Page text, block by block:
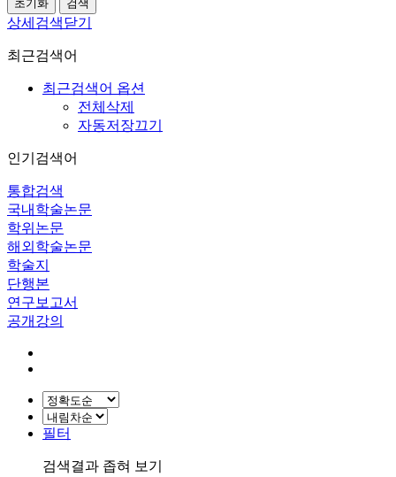
상세검색닫기
최근검색어
최근검색어 옵션
전체삭제
자동저장끄기
인기검색어
통합검색
국내학술논문
학위논문
해외학술논문
학술지
단행본
연구보고서
공개강의
필터
검색결과 좁혀 보기